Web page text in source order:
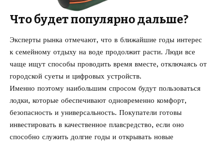
Что будет популярно дальше?
Эксперты рынка отмечают, что в ближайшие годы интерес
к семейному отдыху на воде продолжит расти. Люди все
чаще ищут способы проводить время вместе, отключаясь от
городской суеты и цифровых устройств.
Именно поэтому наибольшим спросом будут пользоваться
лодки, которые обеспечивают одновременно комфорт,
безопасность и универсальность. Покупатели готовы
инвестировать в качественное плавсредство, если оно
способно служить долгие годы и открывать новые